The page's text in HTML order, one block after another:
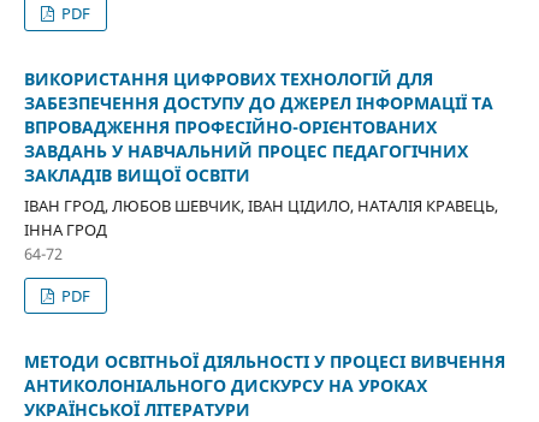
PDF
ВИКОРИСТАННЯ ЦИФРОВИХ ТЕХНОЛОГІЙ ДЛЯ
ЗАБЕЗПЕЧЕННЯ ДОСТУПУ ДО ДЖЕРЕЛ ІНФОРМАЦІЇ ТА
ВПРОВАДЖЕННЯ ПРОФЕСІЙНО-ОРІЄНТОВАНИХ
ЗАВДАНЬ У НАВЧАЛЬНИЙ ПРОЦЕС ПЕДАГОГІЧНИХ
ЗАКЛАДІВ ВИЩОЇ ОСВІТИ
ІВАН ГРОД, ЛЮБОВ ШЕВЧИК, ІВАН ЦІДИЛО, НАТАЛІЯ КРАВЕЦЬ,
ІННА ГРОД
64-72
PDF
МЕТОДИ ОСВІТНЬОЇ ДІЯЛЬНОСТІ У ПРОЦЕСІ ВИВЧЕННЯ
АНТИКОЛОНІАЛЬНОГО ДИСКУРСУ НА УРОКАХ
УКРАЇНСЬКОЇ ЛІТЕРАТУРИ